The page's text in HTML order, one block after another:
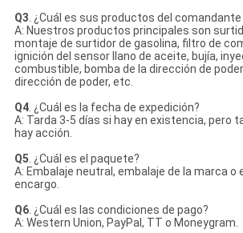
Q3 . ¿Cuál es sus productos del
A: Nuestros productos principales son
montaje de surtidor de gasolina, filtro de
ignición del sensor llano de aceite, bujía,
combustible, bomba de la dirección de
dirección de poder, etc.
Q4. ¿Cuál es la fecha de expedición?
A: Tarda 3-5 días si hay en existencia, pero
hay acción.
Q5 . ¿Cuál es el paquete?
A: Embalaje neutral, embalaje de la marca o
encargo.
Q6. ¿Cuál es las condiciones de pago?
A: Western Union, PayPal, TT o Moneygram.